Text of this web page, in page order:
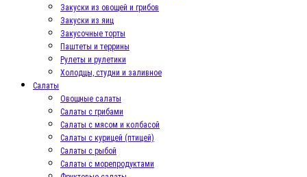
Закуски из овощей и грибов
Закуски из яиц
Закусочные торты
Паштеты и террины
Рулеты и рулетики
Холодцы, студни и заливное
Салаты
Овощные салаты
Салаты с грибами
Салаты с мясом и колбасой
Салаты с курицей (птицей)
Салаты с рыбой
Салаты с морепродуктами